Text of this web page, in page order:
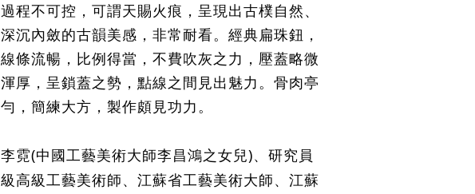
過程不可控，可謂天賜火痕，呈現出古樸自然、
深沉內斂的古韻美感，非常耐看。經典扁珠鈕，
線條流暢，比例得當，不費吹灰之力，壓蓋略微
渾厚，呈鎖蓋之勢，點線之間見出魅力。骨肉亭
勻，簡練大方，製作頗見功力。
李霓(中國工藝美術大師李昌鴻之女兒)、研究員
級高級工藝美術師、江蘇省工藝美術大師、江蘇